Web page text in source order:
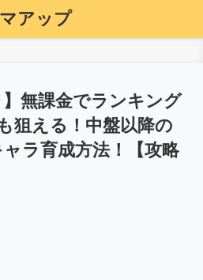
アップ
】無課金でランキング
狙える！中盤以降の
ラ育成方法！【攻略